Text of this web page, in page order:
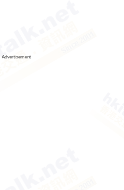
Advertisement